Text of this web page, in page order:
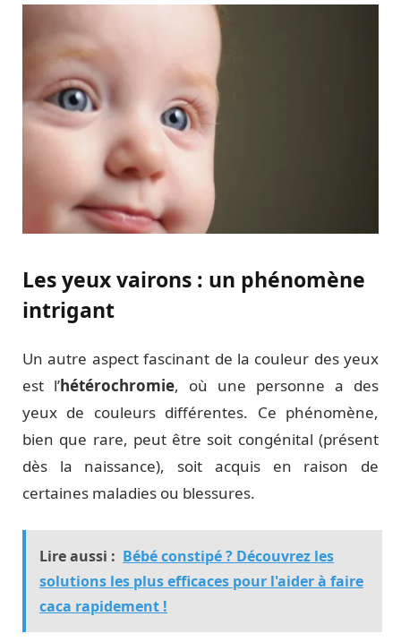
Les yeux vairons : un phénomène
intrigant
Un autre aspect fascinant de la couleur des yeux
est l’hétérochromie, où une personne a des
yeux de couleurs différentes. Ce phénomène,
bien que rare, peut être soit congénital (présent
dès la naissance), soit acquis en raison de
certaines maladies ou blessures.
Lire aussi : Bébé constipé ? Découvrez les
solutions les plus efficaces pour l'aider à faire
caca rapidement !